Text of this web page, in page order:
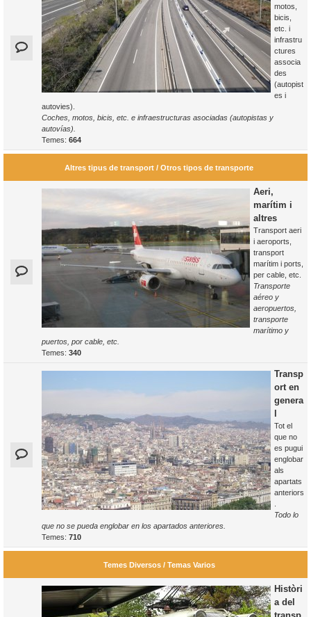
motos,
bicis,
etc. i
infrastru
ctures
associa
des
(autopist
es i
autovies).
Coches, motos, bicis, etc. e infraestructuras asociadas (autopistas y
autovías).
Temes: 664
Altres tipus de transport / Otros tipos de transporte
Aeri,
marítim i
altres
Transport aeri
i aeroports,
transport
marítim i ports,
per cable, etc.
Transporte
aéreo y
aeropuertos,
transporte
marítimo y
puertos, por cable, etc.
Temes: 340
Transp
ort en
genera
Tot el
que no
es pugui
englobar
als
apartats
anteriors
Todo lo
que no se pueda englobar en los apartados anteriores.
Temes: 710
Temes Diversos / Temas Varios
Històri
a del